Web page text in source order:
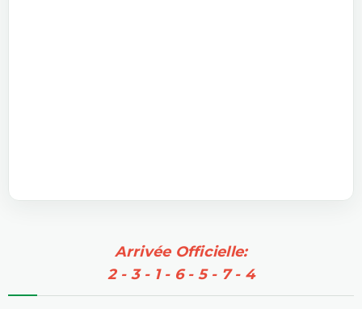
Arrivée Officielle:
2 - 3 - 1 - 6 - 5 - 7 - 4